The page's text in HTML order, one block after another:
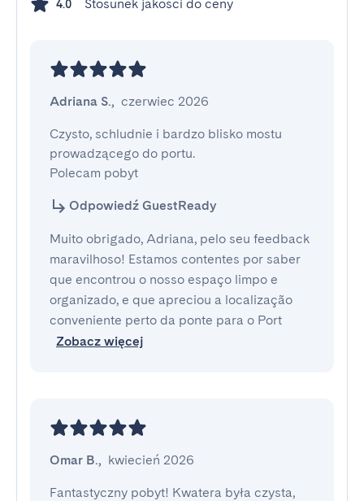
4.0 Stosunek jakości do ceny
Adriana S., czerwiec 2026
Czysto, schludnie i bardzo blisko mostu
prowadzącego do portu.
Polecam pobyt
Odpowiedź GuestReady
Muito obrigado, Adriana, pelo seu feedback
maravilhoso! Estamos contentes por saber
que encontrou o nosso espaço limpo e
organizado, e que apreciou a localização
conveniente perto da ponte para o Port
Zobacz więcej
Omar B., kwiecień 2026
Fantastyczny pobyt! Kwatera była czysta,